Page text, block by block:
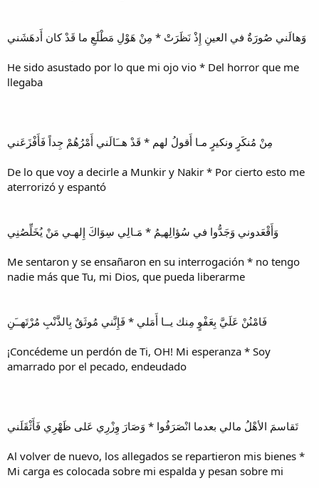
وَهالَني صُورَةٌ في العينِ إِذْ نَظَرَتْ * مِنْ هَوْلِ مَطْلَعِ ما قَدْ كان أَدهَشَني
He sido asustado por lo que mi ojo vio * Del horror que me
llegaba
مِنْ مُنكَرٍ ونكيرٍ مـا أَقولُ لهم * قَدْ هــَالَني أَمْرُهُمْ جِداً فَأَفْزَعَني
De lo que voy a decirle a Munkir y Nakir * Por cierto esto me
aterrorizó y espantó
وَأَقْعَدوني وَجَدُّوا في سُؤالِهـِمُ * مَـالِي سِوَاكَ إِلهـي مَنْ يُخَلِّصُنِي
Me sentaron y se ensañaron en su interrogación * no tengo
nadie más que Tu, mi Dios, que pueda liberarme
فَامْنُنْ عَلَيَّ بِعَفْوٍ مِنك يــا أَمَلي * فَإِنَّني مُوثَقٌ بِالذَّنْبِ مُرْتَهــَنِ
¡Concédeme un perdón de Ti, OH! Mi esperanza * Soy
amarrado por el pecado, endeudado
تَقاسمَ الأهْلُ مالي بعدما انْصَرَفُوا * وَصَارَ وِزْرِي عَلى ظَهْرِي فَأَثْقَلَني
Al volver de nuevo, los allegados se repartieron mis bienes *
Mi carga es colocada sobre mi espalda y pesan sobre mi